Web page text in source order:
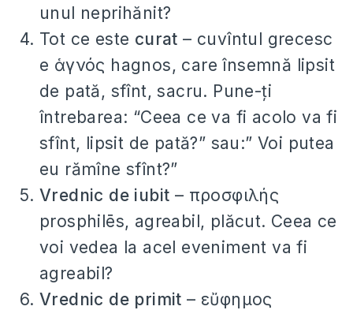
unul neprihănit?
Tot ce este curat – cuvîntul grecesc
e ἁγνός hagnos, care însemnă lipsit
de pată, sfînt, sacru. Pune-ți
întrebarea: “Ceea ce va fi acolo va fi
sfînt, lipsit de pată?” sau:” Voi putea
eu rămîne sfînt?”
Vrednic de iubit – προσφιλής
prosphilēs, agreabil, plăcut. Ceea ce
voi vedea la acel eveniment va fi
agreabil?
Vrednic de primit – εὔφημος